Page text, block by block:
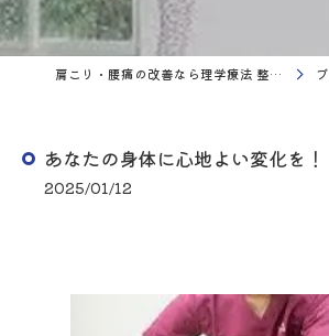
肩こり・腰痛の改善なら理学療法 整体院Regalo（横浜市神奈川区白楽駅） ブログ
あなたの身体に心地よい変化を！
2025/01/12